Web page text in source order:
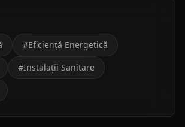
#Eficiență Energetică
#Instalații Sanitare